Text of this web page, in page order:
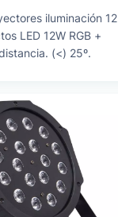
iluminación 12
LED 12W RGB +
(<) 25º.